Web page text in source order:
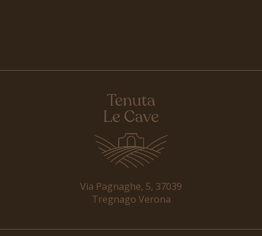
Via Pagnaghe, 5, 37039
Tregnago Verona